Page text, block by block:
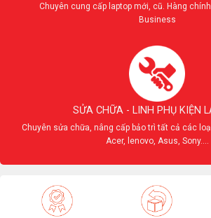
Chuyên cung cấp laptop mới, cũ. Hàng
Business
SỬA CHỮA - LINH PHỤ KIỆN
Chuyên sửa chữa, nâng cấp bảo trì tất cả các
Acer, lenovo, Asus, Sony....